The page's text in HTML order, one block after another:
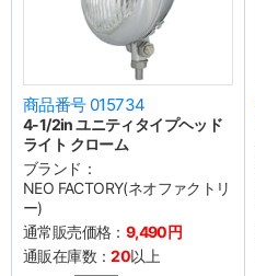
商品番号 015734
4-1/2in ユニティタイプヘッド
ライト クローム
ブランド：
NEO FACTORY(ネオファクトリ
ー)
通常販売価格： 9,490円
通販在庫数：20以上